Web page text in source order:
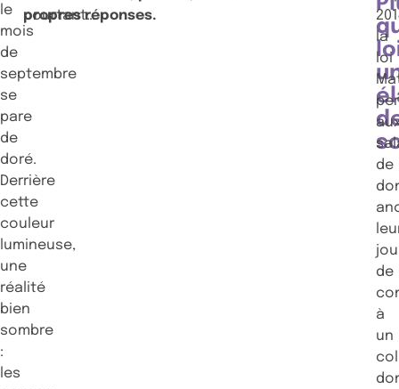
le
mois
de
septembre
se
pare
de
doré.
Derrière
cette
couleur
lumineuse,
une
réalité
bien
sombre
:
les
pourtant…
propres réponses.
la
loi
de
de
à
un